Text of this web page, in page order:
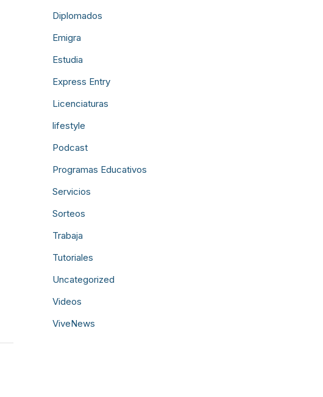
Diplomados
Emigra
Estudia
Express Entry
Licenciaturas
lifestyle
Podcast
Programas Educativos
Servicios
Sorteos
Trabaja
Tutoriales
Uncategorized
Videos
ViveNews